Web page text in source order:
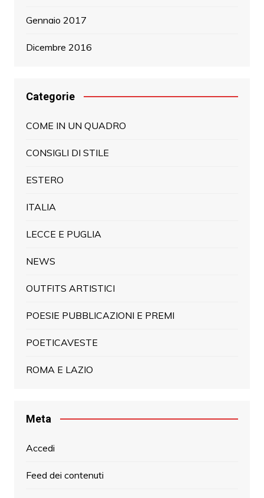
Gennaio 2017
Dicembre 2016
Categorie
COME IN UN QUADRO
CONSIGLI DI STILE
ESTERO
ITALIA
LECCE E PUGLIA
NEWS
OUTFITS ARTISTICI
POESIE PUBBLICAZIONI E PREMI
POETICAVESTE
ROMA E LAZIO
Meta
Accedi
Feed dei contenuti